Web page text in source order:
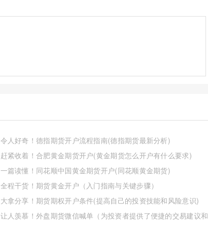
令人好奇！德指期货开户流程指南(德指期货最新分析)
赶紧收着！合肥黄金期货开户(黄金期货怎么开户有什么要求)
一篇读懂！同花顺中国黄金期货开户(同花顺黄金期货)
全程干货！期货黄金开户（入门指南与关键步骤）
大拿分享！期货期权开户条件(提高自己的投资技能和风险意识)
让人羡慕！外盘期货微信喊单（为投资者提供了便捷的交易建议和